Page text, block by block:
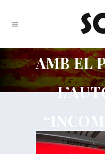
AMB EL